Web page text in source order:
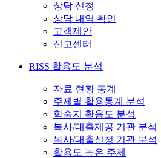
상담 신청
상담 내역 확인
고객제안
신고센터
RISS 활용도 분석
자료 현황 통계
주제별 활용통계 분석
학술지 활용도 분석
복사/대출제공 기관 분석
복사/대출신청 기관 분석
활용도 높은 주제